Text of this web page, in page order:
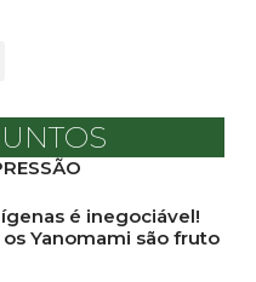
é inegociável!
os Yanomami são fruto